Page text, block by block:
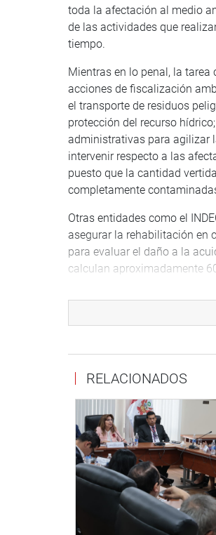
toda la afectación al medio
de las actividades que
tiempo.
Mientras en lo penal, la
acciones de fiscalización
el transporte de residuos
protección del recurso
administrativas para agilizar
intervenir respecto a las
puesto que la cantidad
completamente
Otras entidades como el
asegurar la rehabilitación en
para evaluar el daño a la
calculan aproximadamente
agrícolas regadas con el
sus captaciones; lo mismo
contaminación, aún no se
demuestra que, en nuestro
desastres ecológicos. Es
licencias, para evitar
planes de primera
ambiente y las personas.
El Ejecutivo debe evaluar la
acciones frete a la
población.
RELACIONADOS